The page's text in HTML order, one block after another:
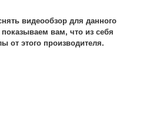
видеообзор для данного
вам, что из себя
от этого производителя.